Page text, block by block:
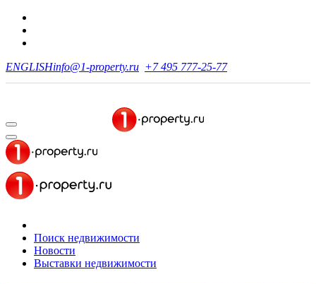
ENGLISHinfo@1-property.ru +7 495 777-25-77
Поиск недвижимости
Новости
Выставки недвижимости